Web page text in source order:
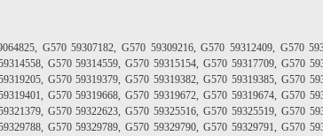
G570 59307182, G570 59309216, G570 59312409, G570
G570 59314559, G570 59315154, G570 59317709, G570
G570 59319379, G570 59319382, G570 59319385, G570
G570 59319668, G570 59319672, G570 59319674, G570
G570 59322623, G570 59325516, G570 59325519, G570
G570 59329789, G570 59329790, G570 59329791, G570